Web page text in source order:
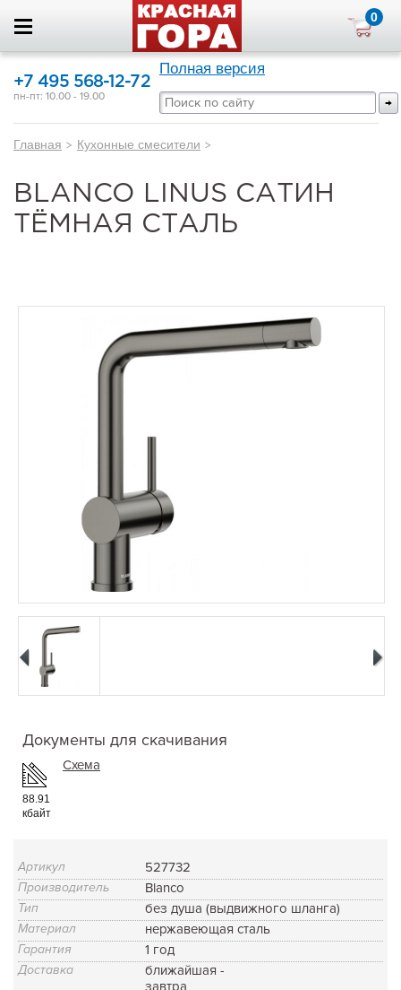
0
+7 495 568-12-72
пн-пт: 10.00 - 19.00
Полная версия
Главная > Кухонные смесители >
BLANCO LINUS САТИН
ТЁМНАЯ СТАЛЬ
Документы для скачивания
88.91
кбайт
Схема
Артикул 527732
Производитель Blanco
Тип без душа (выдвижного шланга)
Материал нержавеющая сталь
Гарантия 1 год
Доставка
ближайшая -
завтра